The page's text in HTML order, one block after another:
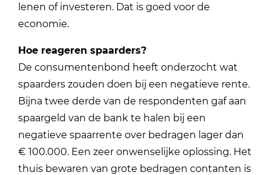
lenen of investeren. Dat is goed voor de
economie.
Hoe reageren spaarders?
De consumentenbond heeft onderzocht wat
spaarders zouden doen bij een negatieve rente.
Bijna twee derde van de respondenten gaf aan
spaargeld van de bank te halen bij een
negatieve spaarrente over bedragen lager dan
€ 100.000. Een zeer onwenselijke oplossing. Het
thuis bewaren van grote bedragen contanten is